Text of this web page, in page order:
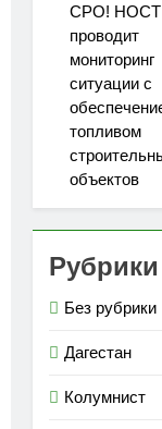
СРО!
проводит
мониторинг
ситуации с
топливом
объектов
Рубрики
Без рубрики
Дагестан
Колумнист